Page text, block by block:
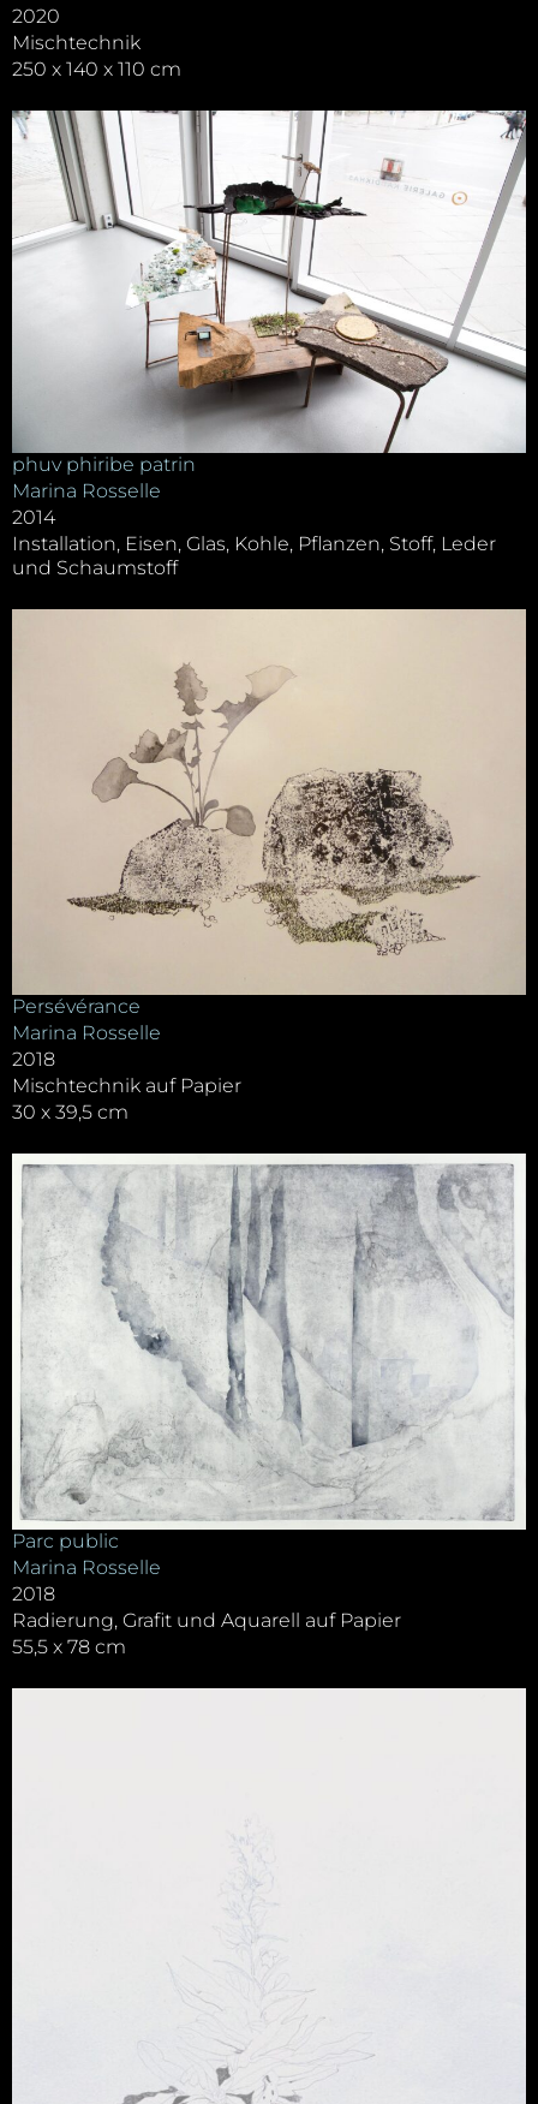
2020
Mischtechnik
250 x 140 x 110 cm
phuv phiribe patrin
Marina Rosselle
2014
Installation, Eisen, Glas, Kohle, Pflanzen, Stoff, Leder
und Schaumstoff
Persévérance
Marina Rosselle
2018
Mischtechnik auf Papier
30 x 39,5 cm
Parc public
Marina Rosselle
2018
Radierung, Grafit und Aquarell auf Papier
55,5 x 78 cm